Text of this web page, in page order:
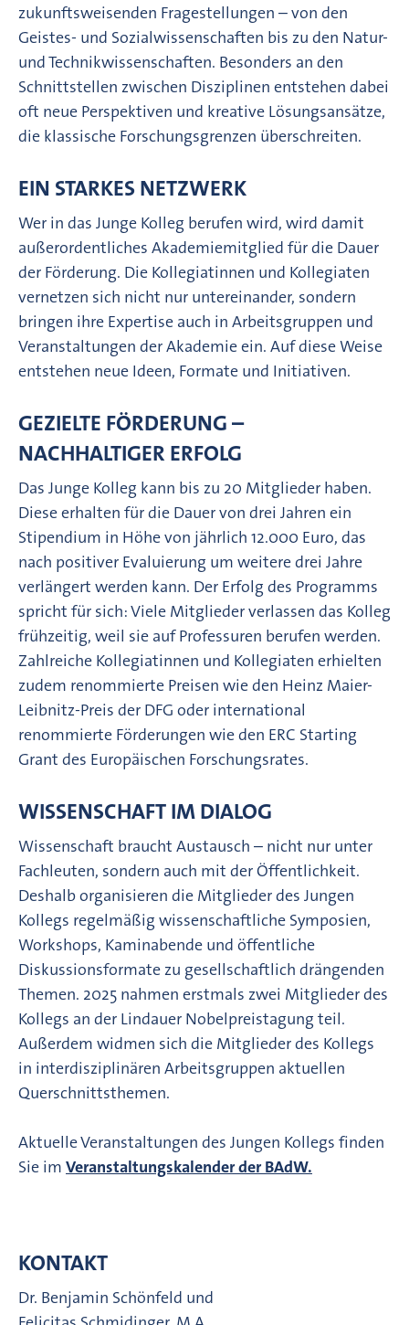
zukunftsweisenden Fragestellungen – von den
Geistes- und Sozialwissenschaften bis zu den Natur-
und Technikwissenschaften. Besonders an den
Schnittstellen zwischen Disziplinen entstehen dabei
oft neue Perspektiven und kreative Lösungsansätze,
die klassische Forschungsgrenzen überschreiten.
EIN STARKES NETZWERK
Wer in das Junge Kolleg berufen wird, wird damit
außerordentliches Akademiemitglied für die Dauer
der Förderung. Die Kollegiatinnen und Kollegiaten
vernetzen sich nicht nur untereinander, sondern
bringen ihre Expertise auch in Arbeitsgruppen und
Veranstaltungen der Akademie ein. Auf diese Weise
entstehen neue Ideen, Formate und Initiativen.
GEZIELTE FÖRDERUNG –
NACHHALTIGER ERFOLG
Das Junge Kolleg kann bis zu 20 Mitglieder haben.
Diese erhalten für die Dauer von drei Jahren ein
Stipendium in Höhe von jährlich 12.000 Euro, das
nach positiver Evaluierung um weitere drei Jahre
verlängert werden kann. Der Erfolg des Programms
spricht für sich: Viele Mitglieder verlassen das Kolleg
frühzeitig, weil sie auf Professuren berufen werden.
Zahlreiche Kollegiatinnen und Kollegiaten erhielten
zudem renommierte Preisen wie den Heinz Maier-
Leibnitz-Preis der DFG oder international
renommierte Förderungen wie den ERC Starting
Grant des Europäischen Forschungsrates.
WISSENSCHAFT IM DIALOG
Wissenschaft braucht Austausch – nicht nur unter
Fachleuten, sondern auch mit der Öffentlichkeit.
Deshalb organisieren die Mitglieder des Jungen
Kollegs regelmäßig wissenschaftliche Symposien,
Workshops, Kaminabende und öffentliche
Diskussionsformate zu gesellschaftlich drängenden
Themen. 2025 nahmen erstmals zwei Mitglieder des
Kollegs an der Lindauer Nobelpreistagung teil.
Außerdem widmen sich die Mitglieder des Kollegs
in interdisziplinären Arbeitsgruppen aktuellen
Querschnittsthemen.
Aktuelle Veranstaltungen des Jungen Kollegs finden
Sie im Veranstaltungskalender der BAdW.
KONTAKT
Dr. Benjamin Schönfeld und